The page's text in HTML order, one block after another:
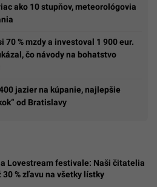
ako 10 stupňov, meteorológovia
70 % mzdy a investoval 1 900 eur.
čo návody na bohatstvo
jazier na kúpanie, najlepšie
od Bratislavy
Lovestream festivale: Naši čitatelia
30 % zľavu na všetky lístky